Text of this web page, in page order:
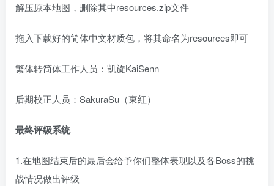
解压原本地图，删除其中resources.zip文件
拖入下载好的简体中文材质包，将其命名为resources即可
繁体转简体工作人员：凯旋KaiSenn
后期校正人员：SakuraSu（東紅）
最终评级系统
1.在地图结束后的最后会给予你们整体表现以及各Boss的挑
战情况做出评级